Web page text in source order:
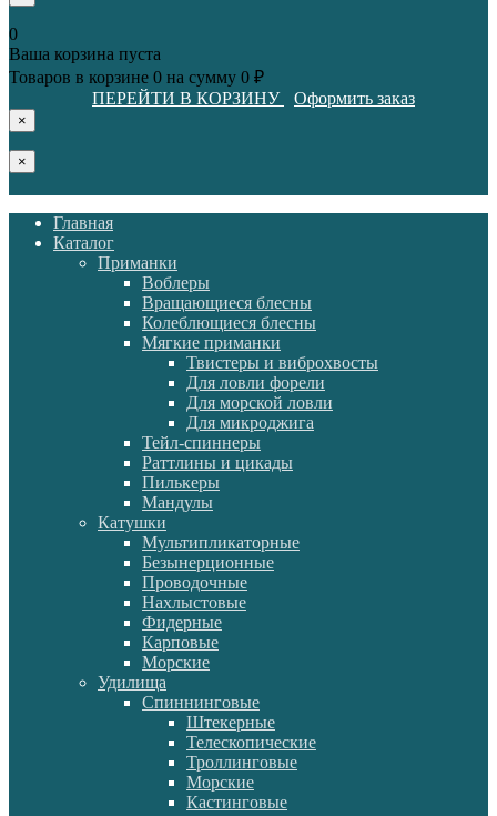
0
Ваша корзина пуста
Товаров в корзине 0 на сумму 0 ₽
ПЕРЕЙТИ В КОРЗИНУ
Оформить заказ
×
×
Главная
Каталог
Приманки
Воблеры
Вращающиеся блесны
Колеблющиеся блесны
Мягкие приманки
Твистеры и виброхвосты
Для ловли форели
Для морской ловли
Для микроджига
Тейл-спиннеры
Раттлины и цикады
Пилькеры
Мандулы
Катушки
Мультипликаторные
Безынерционные
Проводочные
Нахлыстовые
Фидерные
Карповые
Морские
Удилища
Спиннинговые
Штекерные
Телескопические
Троллинговые
Морские
Кастинговые